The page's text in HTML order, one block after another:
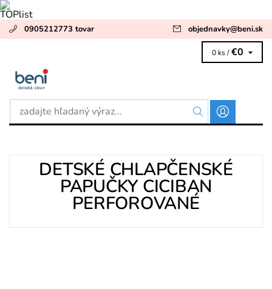
0905212773 tovar objednavky@beni.sk
0 ks / €0
DETSKÉ CHLAPČENSKÉ
PAPUČKY CICIBAN
PERFOROVANÉ